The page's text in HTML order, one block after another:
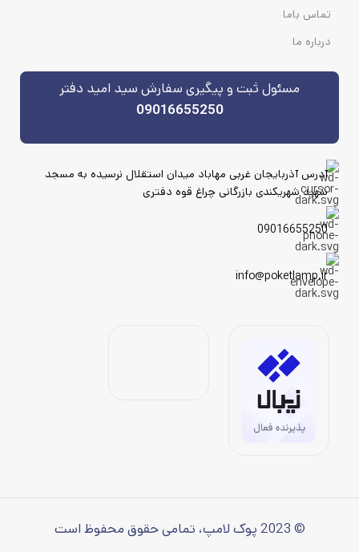
تماس باما
درباره ما
مسئول ثبت و پیگیری سفارش سید امید دفتر
09016655250
آدرس آذربایجان غربی مهاباد میدان استقلال نرسیده به مسجد
شهید شهریکندی بازرگانی چراغ قوه دفتری
09016655250
info@poketlamp.ir
© 2023 پوک لامپ، تمامی حقوق محفوظ است